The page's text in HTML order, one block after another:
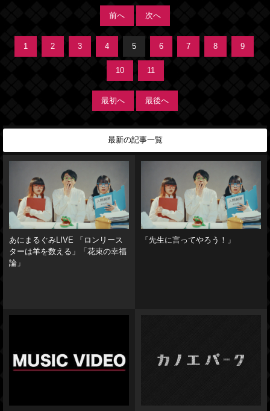
前へ 次へ
1 2 3 4 5 6 7 8 9
10 11
最初へ 最後へ
最新の記事一覧
あにまるぐみLIVE 「ロンリース
ターは羊を数える」「花束の幸福
論」
「先生に言ってやろう！」